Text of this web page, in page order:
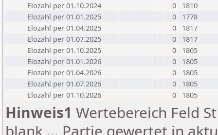
Elozahl per 01.10.2024
0
1810
Elozahl per 01.01.2025
0
1778
Elozahl per 01.04.2025
0
1817
Elozahl per 01.07.2025
0
1817
Elozahl per 01.10.2025
0
1805
Elozahl per 01.01.2026
0
1805
Elozahl per 01.04.2026
0
1805
Elozahl per 01.07.2026
0
1805
Elozahl per 01.10.2026
0 1805
Hinweis1 Wertebereich Feld
blank ... Partie gewertet in